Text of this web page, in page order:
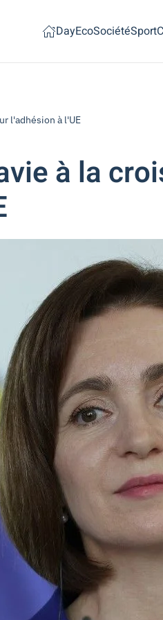
DayEcoSociétéSport
l'adhésion à l'UE
à la